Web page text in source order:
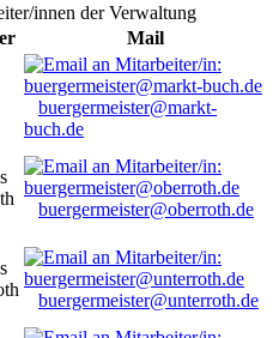
innen der Verwaltung
Mail
buergermeister@markt-
buch.de
buergermeister@oberroth.de
buergermeister@unterroth.de